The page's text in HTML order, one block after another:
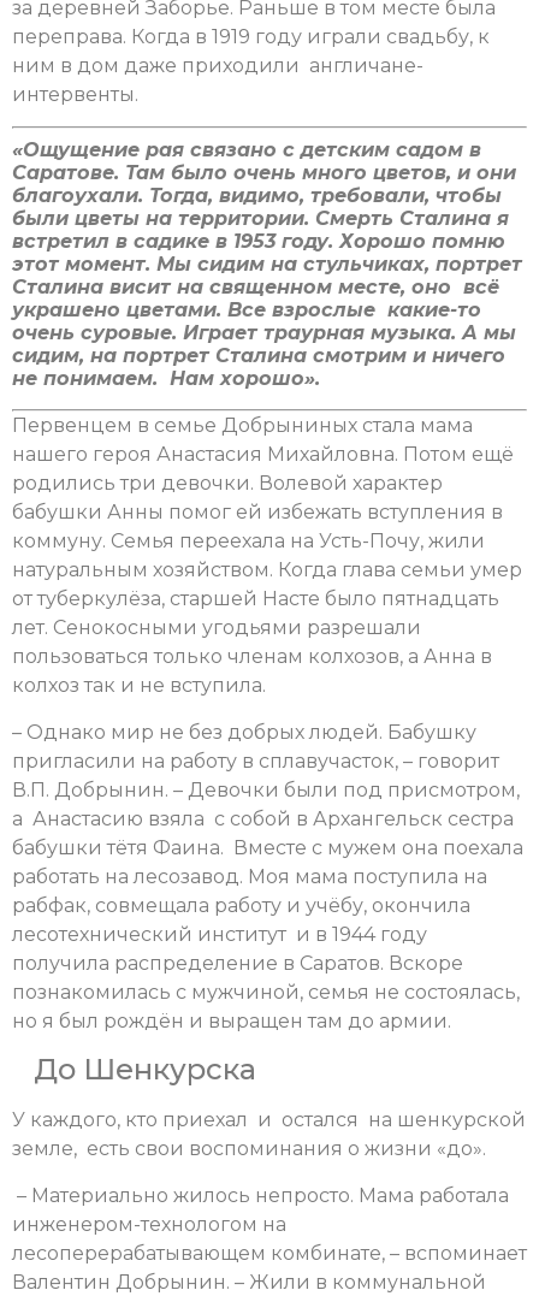
за деревней Заборье. Раньше в том месте была
переправа. Когда в 1919 году играли свадьбу, к
ним в дом даже приходили англичане-
интервенты.
«Ощущение рая связано с детским садом в
Саратове. Там было очень много цветов, и они
благоухали. Тогда, видимо, требовали, чтобы
были цветы на территории. Смерть Сталина я
встретил в садике в 1953 году. Хорошо помню
этот момент. Мы сидим на стульчиках, портрет
Сталина висит на священном месте, оно всё
украшено цветами. Все взрослые какие-то
очень суровые. Играет траурная музыка. А мы
сидим, на портрет Сталина смотрим и ничего
не понимаем. Нам хорошо».
Первенцем в семье Добрыниных стала мама
нашего героя Анастасия Михайловна. Потом ещё
родились три девочки. Волевой характер
бабушки Анны помог ей избежать вступления в
коммуну. Семья переехала на Усть-Почу, жили
натуральным хозяйством. Когда глава семьи умер
от туберкулёза, старшей Насте было пятнадцать
лет. Сенокосными угодьями разрешали
пользоваться только членам колхозов, а Анна в
колхоз так и не вступила.
– Однако мир не без добрых людей. Бабушку
пригласили на работу в сплавучасток, – говорит
В.П. Добрынин. – Девочки были под присмотром,
а Анастасию взяла с собой в Архангельск сестра
бабушки тётя Фаина. Вместе с мужем она поехала
работать на лесозавод. Моя мама поступила на
рабфак, совмещала работу и учёбу, окончила
лесотехнический институт и в 1944 году
получила распределение в Саратов. Вскоре
познакомилась с мужчиной, семья не состоялась,
но я был рождён и выращен там до армии.
До Шенкурска
У каждого, кто приехал и остался на шенкурской
земле, есть свои воспоминания о жизни «до».
– Материально жилось непросто. Мама работала
инженером-технологом на
лесоперерабатывающем комбинате, – вспоминает
Валентин Добрынин. – Жили в коммунальной